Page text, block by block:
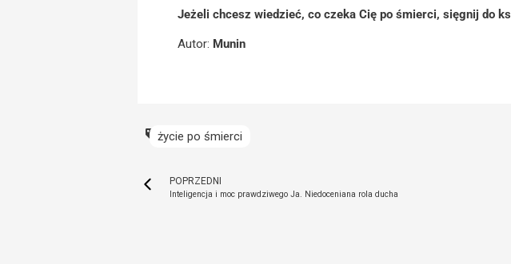
Jeżeli chcesz wiedzieć, co czeka Cię po śmierci, sięgnij do
Autor: Munin
życie po śmierci
POPRZEDNI
Inteligencja i moc prawdziwego Ja. Niedoceniana rola ducha